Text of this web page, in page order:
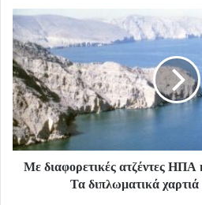
Με διαφορετικές ατζέντες ΗΠΑ
Τα διπλωματικά